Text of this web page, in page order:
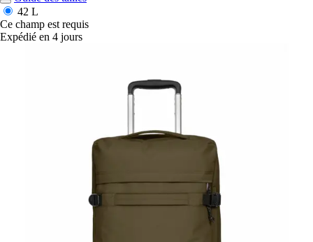
42 L
Ce champ est requis
Expédié en 4 jours